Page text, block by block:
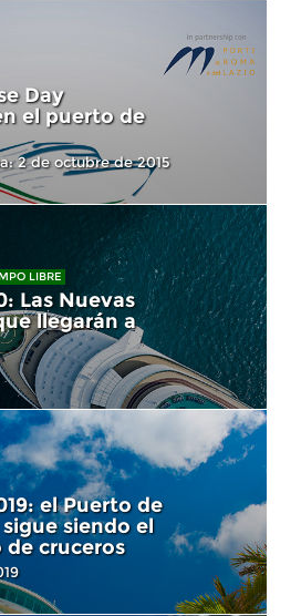
Day
el puerto de
2 de octubre de 2015
LIBRE
Las Nuevas
llegarán a
el Puerto de
siendo el
cruceros